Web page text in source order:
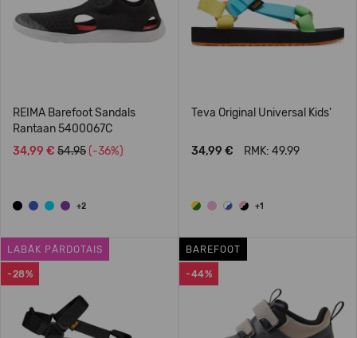
REIMA Barefoot Sandals
Rantaan 5400067C
34,99 € 54.95 (-36%)
+2
Teva Original Universal Kids'
34,99 € RMK: 49.99
+1
-28%
LABĀK PĀRDOTAIS
-44%
BAREFOOT